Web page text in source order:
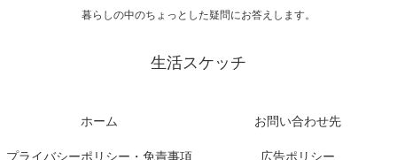
暮らしの中のちょっとした疑問にお答えします。
生活スケッチ
ホーム お問い合わせ先
プライバシーポリシー・免責事項 広告ポリシー